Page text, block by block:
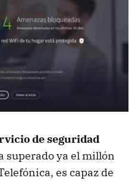
de seguridad
superado ya el millón
es capaz de